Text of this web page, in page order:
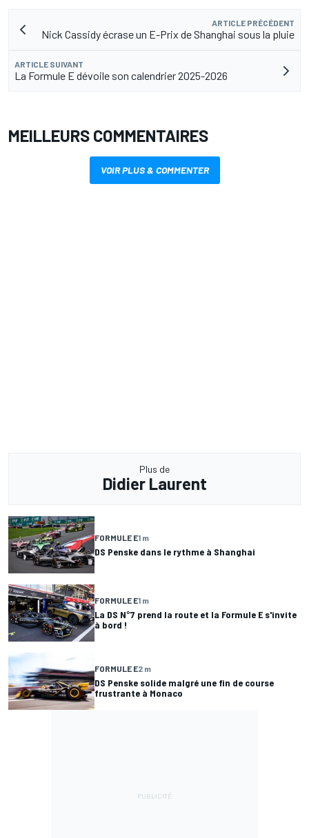
ARTICLE PRÉCÉDENT
Nick Cassidy écrase un E-Prix de Shanghai sous la pluie
ARTICLE SUIVANT
La Formule E dévoile son calendrier 2025-2026
MEILLEURS COMMENTAIRES
VOIR PLUS & COMMENTER
Plus de
Didier Laurent
FORMULE E1 m
DS Penske dans le rythme à Shanghai
FORMULE E1 m
La DS N°7 prend la route et la Formule E s'invite
à bord !
FORMULE E2 m
DS Penske solide malgré une fin de course
frustrante à Monaco